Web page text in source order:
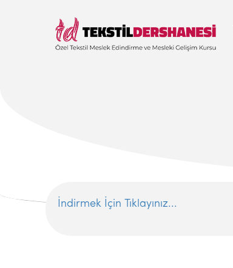
İndirmek İçin Tıklayınız...